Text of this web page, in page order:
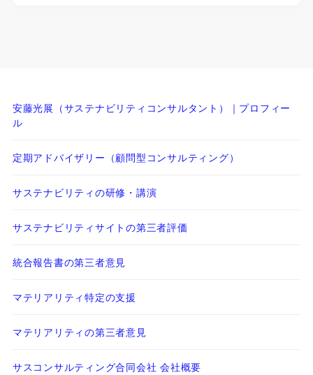
安藤光展（サステナビリティコンサルタント）｜プロフィー
ル
定期アドバイザリー（顧問型コンサルティング）
サステナビリティの研修・講演
サステナビリティサイトの第三者評価
統合報告書の第三者意見
マテリアリティ特定の支援
マテリアリティの第三者意見
サスコンサルティング合同会社 会社概要